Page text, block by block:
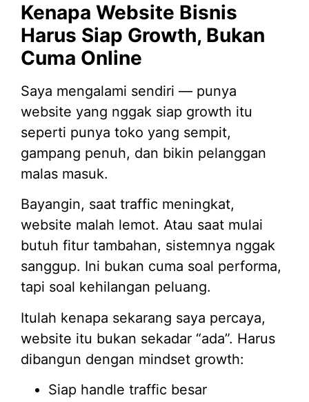
Kenapa Website Bisnis
Harus Siap Growth, Bukan
Cuma Online
Saya mengalami sendiri — punya
website yang nggak siap growth itu
seperti punya toko yang sempit,
gampang penuh, dan bikin pelanggan
malas masuk.
Bayangin, saat traffic meningkat,
website malah lemot. Atau saat mulai
butuh fitur tambahan, sistemnya nggak
sanggup. Ini bukan cuma soal performa,
tapi soal kehilangan peluang.
Itulah kenapa sekarang saya percaya,
website itu bukan sekadar “ada”. Harus
dibangun dengan mindset growth:
Siap handle traffic besar